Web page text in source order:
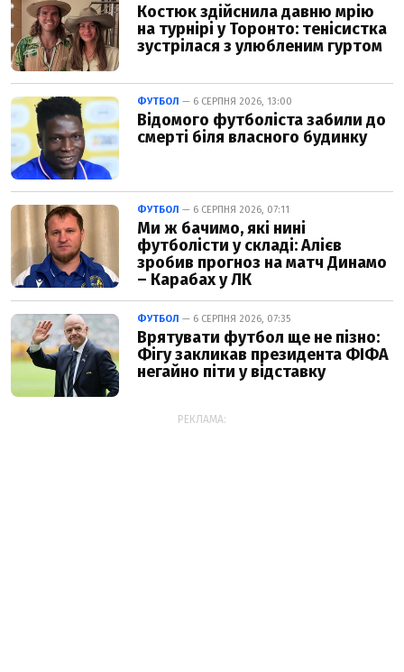
Костюк здійснила давню мрію
на турнірі у Торонто: тенісистка
зустрілася з улюбленим гуртом
ФУТБОЛ — 6 СЕРПНЯ 2026, 13:00
Відомого футболіста забили до
смерті біля власного будинку
ФУТБОЛ — 6 СЕРПНЯ 2026, 07:11
Ми ж бачимо, які нині
футболісти у складі: Алієв
зробив прогноз на матч Динамо
– Карабах у ЛК
ФУТБОЛ — 6 СЕРПНЯ 2026, 07:35
Врятувати футбол ще не пізно:
Фігу закликав президента ФІФА
негайно піти у відставку
РЕКЛАМА: